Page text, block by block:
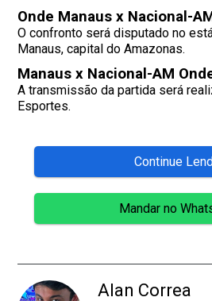
Onde Manaus x Nacional-
O confronto será disputado no
Manaus, capital do Amazonas.
Manaus x Nacional-AM
A transmissão da partida será
Esportes.
Continue
Mandar no
Alan Correa